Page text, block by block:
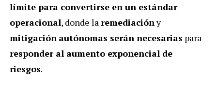
límite para convertirse en un estándar
operacional, donde laremediacióny
mitigación autónomas serán necesarias para
responder al aumento exponencial de
riesgos.